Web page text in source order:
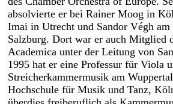
absolvierte er bei Rainer Moog in
Imai in Utrecht und Sandor Végh
Salzburg. Dort war er auch Mitglied
Academica unter der Leitung von
1995 hat er eine Professur für Viola
Streicherkammermusik am
Hochschule für Musik und Tanz,